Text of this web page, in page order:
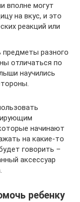
вполне могут
на вкус, и это
реакций или
предметы разного
отличаться по
научились
начинают
на какие-то
говорить –
аксессуар
ребенку